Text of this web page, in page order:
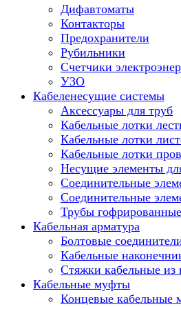
Дифавтоматы
Контакторы
Предохранители
Рубильники
Счетчики
УЗО
Кабеленесущие системы
Аксессуары для труб
Кабельные лотки
Кабельные лотки
Кабельные лотки
Несущие элементы
Соединительные
Соединительные
Трубы
Кабельная арматура
Болтовые
Кабельные
Стяжки кабельные из
Кабельные муфты
Концевые кабельные